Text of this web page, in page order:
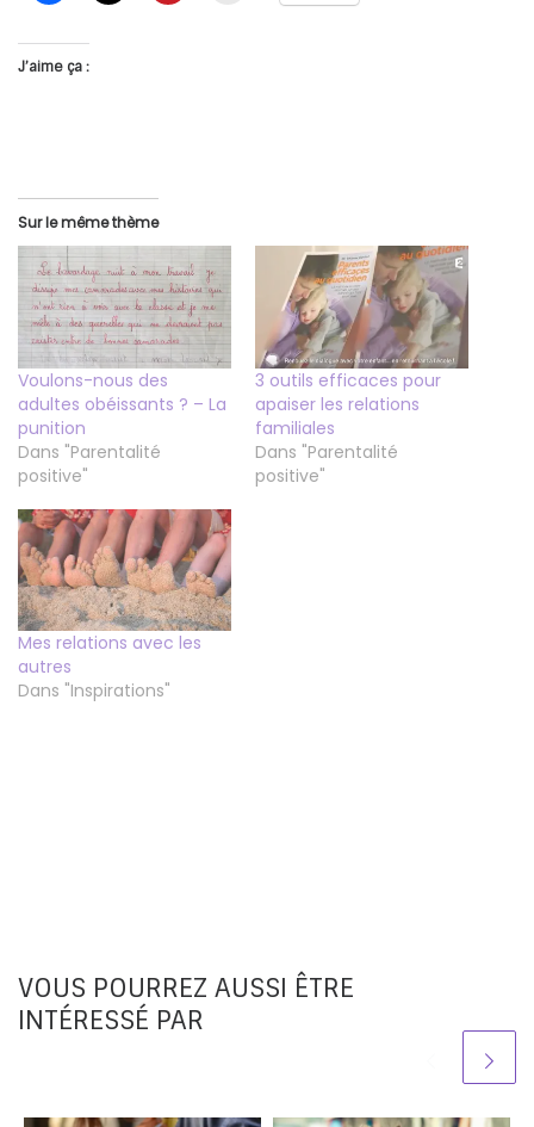
J’aime ça :
Sur le même thème
Voulons-nous des
adultes obéissants ? – La
punition
Dans "Parentalité
positive"
3 outils efficaces pour
apaiser les relations
familiales
Dans "Parentalité
positive"
Mes relations avec les
autres
Dans "Inspirations"
VOUS POURREZ AUSSI ÊTRE
INTÉRESSÉ PAR